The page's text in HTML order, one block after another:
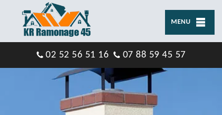
MENU
02 52 56 51 16 07 88 59 45 57